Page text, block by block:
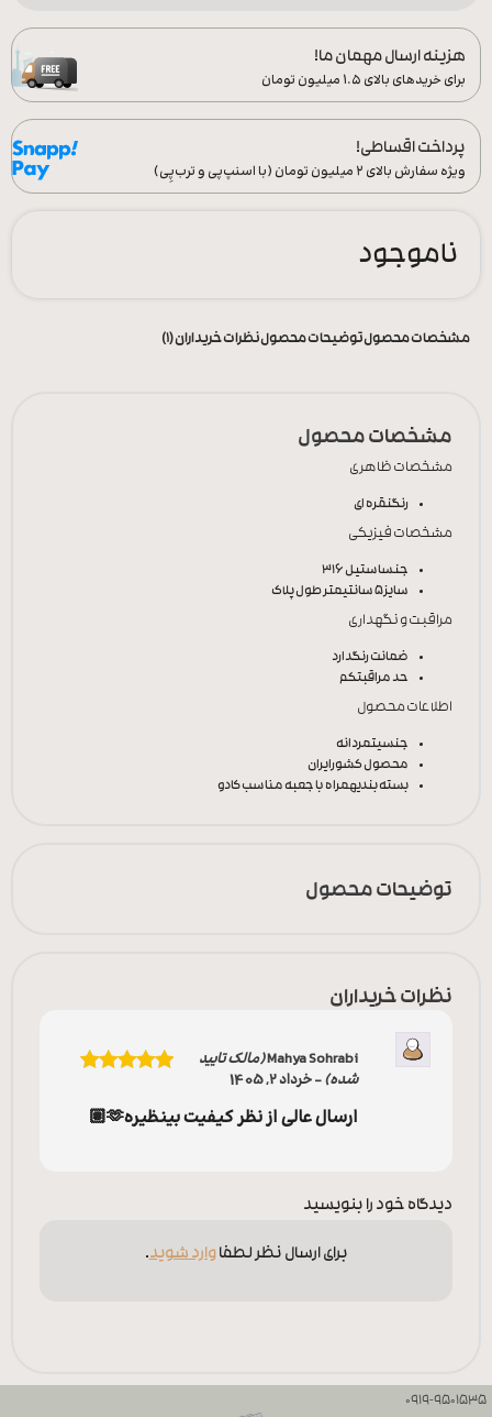
هزینه ارسال مهمان ما!
برای خریدهای بالای ۱.۵ میلیون تومان
پرداخت اقساطی!
ویژه سفارش‌ بالای ۲ میلیون تومان (با اسنپ‌پی و ترب‌پِی)
ناموجود
مشخصات محصولتوضیحات محصولنظرات خریداران (1)
مشخصات محصول
مشخصات ظاهری
رنگنقره ای
مشخصات فیزیکی
جنساستیل 316
سایز5 سانتیمتر طول پلاک
مراقبت و نگهداری
ضمانت رنگدارد
حد مراقبتکم
اطلاعات محصول
جنسیتمردانه
محصول کشورایران
بسته بندیهمراه با جعبه مناسب کادو
توضیحات محصول
نظرات خریداران
Mahya Sohrabi(مالک تایید
شده)–خرداد 2, 1405
ارسال عالی از نظر کیفیت بینظیره🫶🏽
دیدگاه خود را بنویسید
برای ارسال نظر لطفاوارد شوید.
0919-9501535